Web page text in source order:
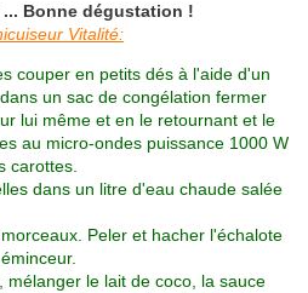
Bonne dégustation !
Vitalité:
couper en petits dés à l'aide d'un
un sac de congélation fermer
lui même et en le retournant et le
au micro-ondes puissance 1000 W
carottes.
dans un litre d'eau chaude salée
Peler et hacher l'échalote
.
mélanger le lait de coco, la sauce